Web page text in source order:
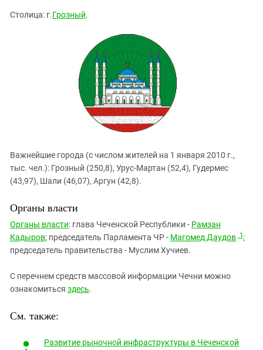
Столица: г.Грозный.
Важнейшие города (с числом жителей на 1 января 2010 г.,
тыс. чел.): Грозный (250,8), Урус-Мартан (52,4), Гудермес
(43,97), Шали (46,07), Аргун (42,8).
Органы власти
Органы власти: глава Чеченской Республики - Рамзан
Кадыров; председатель Парламента ЧР - Магомед Даудов 1 ;
председатель правительства - Муслим Хучиев.
С перечнем средств массовой информации Чечни можно
ознакомиться здесь.
См. также:
Развитие рыночной инфраструктуры в Чеченской